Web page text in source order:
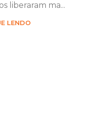
liberaram ma...
LENDO